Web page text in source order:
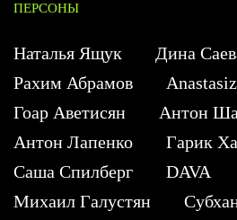
ПЕРСОНЫ
Наталья Ящук
Дина
Рахим Абрамов
Anastasiz
Гоар Аветисян
Антон
Антон Лапенко
Гарик
Саша Спилберг
DAVA
Михаил Галустян